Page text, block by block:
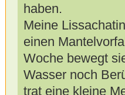
haben.
Meine
einen
Woche bewegt
Wasser noch
trat eine kleine